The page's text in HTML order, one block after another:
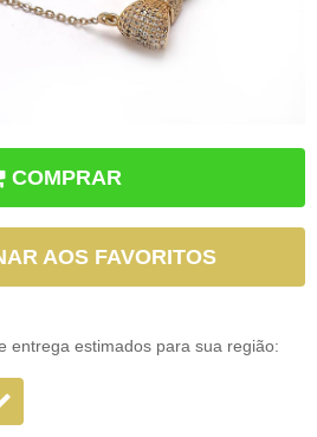
COMPRAR
AOS FAVORITOS
entrega estimados para sua região: